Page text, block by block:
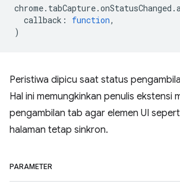
chrome. tabCapture.onStatusChanged .
callback : function,
)
Peristiwa dipicu saat status
Hal ini memungkinkan penulis ekstensi
pengambilan tab agar elemen UI
halaman tetap sinkron.
PARAMETER